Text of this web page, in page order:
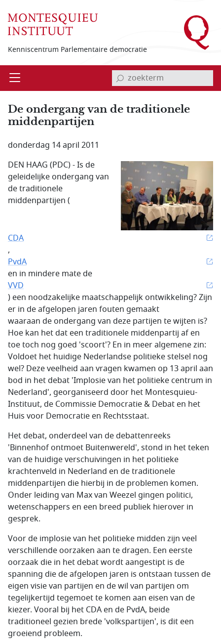
Kenniscentrum Parlementaire democratie
Open invoerveld zoekterm
De ondergang van de traditionele
middenpartijen
donderdag 14 april 2011
DEN HAAG (PDC) - Is de
geleidelijke ondergang van
de traditionele
middenpartijen (
CDA
,
PvdA
en in mindere mate de
VVD
) een noodzakelijke maatschappelijk ontwikkeling? Zijn
er in de afgelopen jaren fouten gemaakt
waaraan de ondergang van deze partijen te wijten is?
Hoe kan het dat een traditionele middenpartij af en
toe toch nog goed 'scoort'? En in meer algemene zin:
Voldoet het huidige Nederlandse politieke stelsel nog
wel? Deze veelheid aan vragen kwamen op 13 april aan
bod in het debat 'Implosie van het politieke centrum in
Nederland', georganiseerd door het Montesquieu-
Instituut, de Commissie Democratie & Debat en het
Huis voor Democratie en Rechtsstaat.
Het debat, onderdeel van de debattenreeks
'Binnenhof ontmoet Buitenwereld', stond in het teken
van de huidige verschuivingen in het politieke
krachtenveld in Nederland en de traditionele
middenpartijen die hierbij in de problemen komen.
Onder leiding van Max van Weezel gingen politici,
wetenschappers en een breed publiek hierover in
gesprek.
Voor de implosie van het politieke midden zijn veel
verschillende oorzaken aan te dragen. Een eerste
oorzaak die in het debat wordt aangestipt is de
spanning die de afgelopen jaren is ontstaan tussen de
eigen visie van partijen en de wil van partijen om
tegelijkertijd tegemoet te komen aan eisen van de
kiezer. Vooral bij het CDA en de PvdA, beide
traditioneel gezien brede 'volkspartijen', is dit een
groeiend probleem.